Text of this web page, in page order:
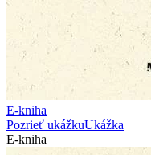
E-kniha
Pozrieť ukážkuUkážka
E-kniha